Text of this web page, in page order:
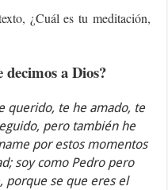
¿Cuál es tu meditación,
a Dios?
querido, te he amado, te
pero también he
por estos momentos
soy como Pedro pero
porque se que eres el